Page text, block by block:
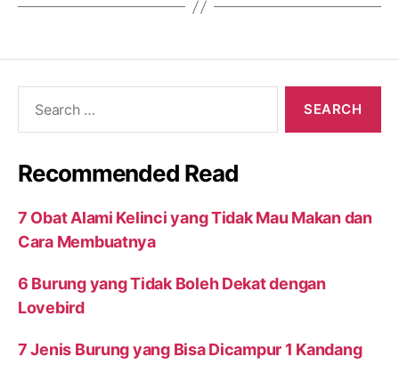
Recommended Read
7 Obat Alami Kelinci yang Tidak Mau Makan dan
Cara Membuatnya
6 Burung yang Tidak Boleh Dekat dengan
Lovebird
7 Jenis Burung yang Bisa Dicampur 1 Kandang